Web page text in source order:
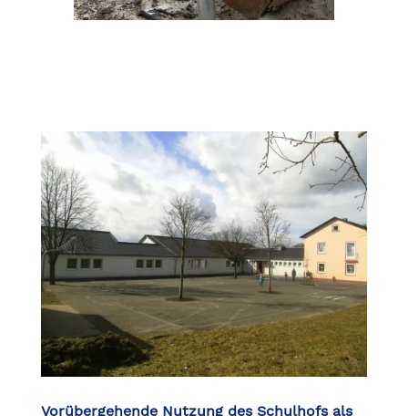
Vorübergehende Nutzung des Schulhofs als